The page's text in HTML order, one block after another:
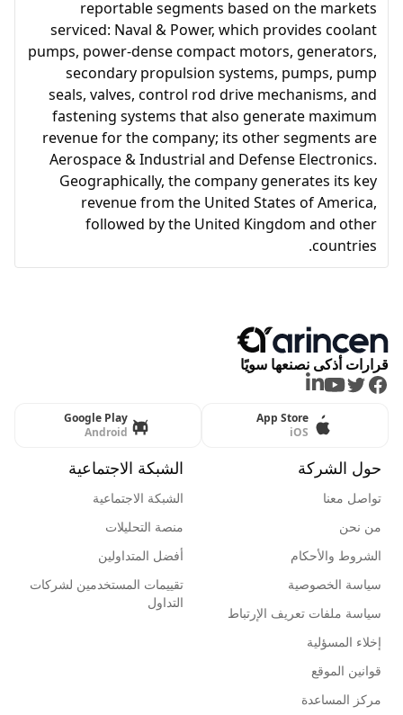
reportable segments based on the markets
serviced: Naval & Power, which provides coolant
pumps, power-dense compact motors, generators,
secondary propulsion systems, pumps, pump
seals, valves, control rod drive mechanisms, and
fastening systems that also generate maximum
revenue for the company; its other segments are
Aerospace & Industrial and Defense Electronics.
Geographically, the company generates its key
revenue from the United States of America,
followed by the United Kingdom and other
countries.
قرارات أذكى نصنعها سويًا
Facebook
Twitter
Youtube
LinkedIn
App Store
iOS
Google Play
Android
حول الشركة
تواصل معنا
من نحن
الشروط والأحكام
سياسة الخصوصية
سياسة ملفات تعريف الإرتباط
إخلاء المسؤلية
قوانين الموقع
مركز المساعدة
الشبكة الاجتماعية
الشبكة الاجتماعية
منصة التحليلات
أفضل المتداولين
تقييمات المستخدمين لشركات
التداول